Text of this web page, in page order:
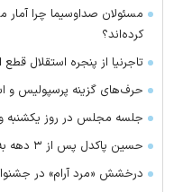
مسئولان صداوسیما چرا آمار
کرده‌اند؟
تاجرنیا از پنجره استقلال قطع
حرف‌های گزینه پرسپولیس و
جلسه مجلس در روز یکشنبه
حسین پاکدل پس از ۳ دهه به اجرا بازمی‌گردد
درخشش «مرد آرام» در جشنواره